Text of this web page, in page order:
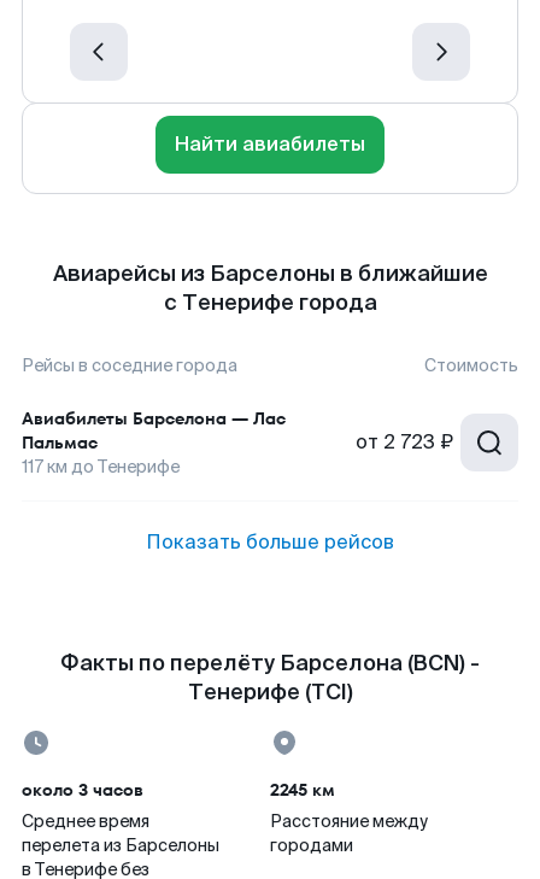
Найти авиабилеты
Авиарейсы из Барселоны в ближайшие
с Тенерифе города
Рейсы в соседние города Стоимость
Авиабилеты Барселона — Лас
Пальмас
117км до Тенерифе
от 2 723 ₽
Показать больше рейсов
Факты по перелёту Барселона (BCN) -
Тенерифе (TCI)
около 3 часов
Среднее время
перелета из Барселоны
в Тенерифе без
2245 км
Расстояние между
городами